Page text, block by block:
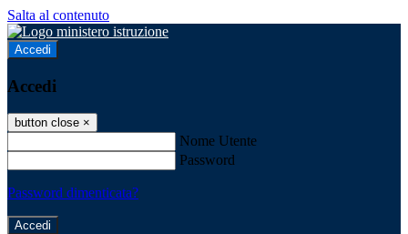
Salta al contenuto
Accedi
Accedi
button close ×
Nome Utente
Password
Password dimenticata?